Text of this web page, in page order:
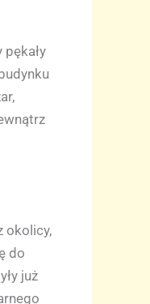
okolicy,
do
już